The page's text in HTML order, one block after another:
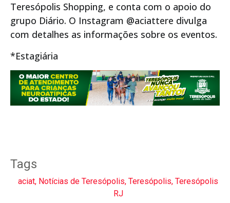
Teresópolis Shopping, e conta com o apoio do
grupo Diário. O Instagram @aciattere divulga
com detalhes as informações sobre os eventos.
*Estagiária
Tags
aciat, Notícias de Teresópolis, Teresópolis, Teresópolis
RJ